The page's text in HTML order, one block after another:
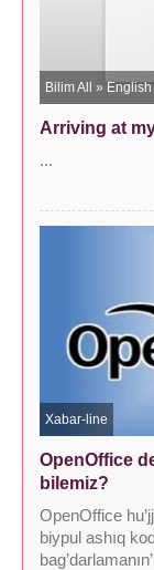
Bilim All »
Arriving at
...
Xabar-line
OpenOffice
bilemiz?
OpenOffice
biypul ashıq